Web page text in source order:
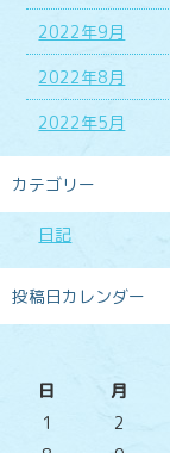
2022年9月
2022年8月
2022年5月
カテゴリー
日記
投稿日カレンダー
日
月
1 2